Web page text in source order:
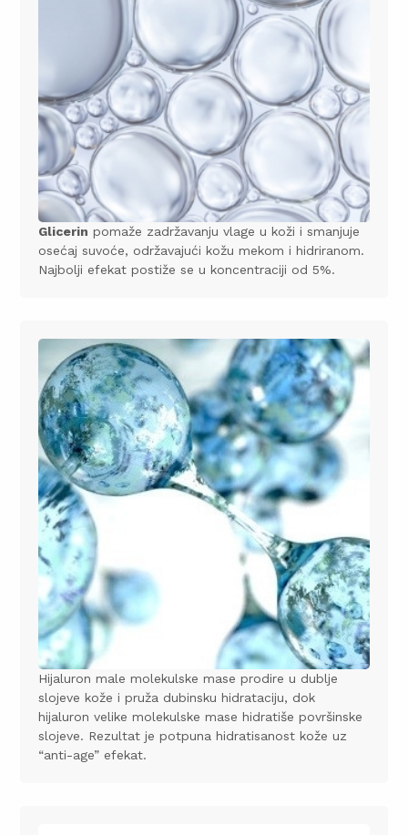
Glicerin pomaže zadržavanju vlage u koži i smanjuje
osećaj suvoće, održavajući kožu mekom i hidriranom.
Najbolji efekat postiže se u koncentraciji od 5%.
Hijaluron male molekulske mase prodire u dublje
slojeve kože i pruža dubinsku hidrataciju, dok
hijaluron velike molekulske mase hidratiše površinske
slojeve. Rezultat je potpuna hidratisanost kože uz
“anti-age” efekat.